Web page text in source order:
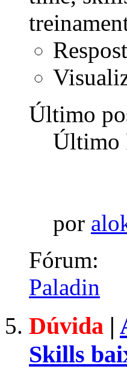
Último
Último
por
Fórum:
Paladin
Dúvida |
Skills